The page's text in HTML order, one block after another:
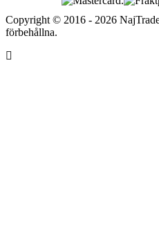
Copyright © 2016 - 2026
förbehållna.